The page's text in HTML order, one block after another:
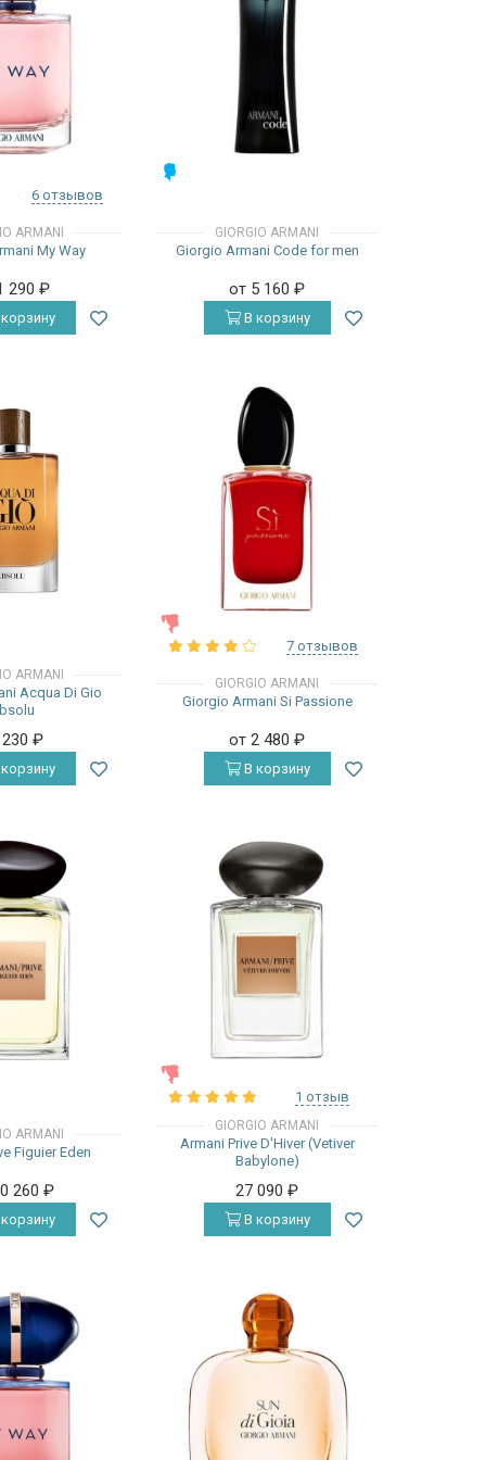
6 отзывов
ARMANI
My Way
290₽
GIORGIO ARMANI
Giorgio Armani Code for men
от 5 160₽
В корзину
ARMANI
Acqua Di Gio
230₽
7 отзывов
GIORGIO ARMANI
Giorgio Armani Si Passione
от 2 480₽
В корзину
ARMANI
Figuier Eden
260₽
1 отзыв
GIORGIO ARMANI
Armani Prive D'Hiver (Vetiver
Babylone)
27 090₽
В корзину